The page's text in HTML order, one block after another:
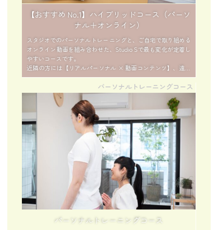
【おすすめ No.1】ハイブリッドコース（パーソ
ナル＋オンライン）
スタジオでのパーソナルトレーニングと、ご自宅で取り組める
オンライン動画を組み合わせた、Studio Sで最も変化が定着し
やすいコースです。
近隣の方には【リアルパーソナル × 動画コンテンツ】、遠方
の方には【オンラインパーソナル × 動画コンテンツ】を組み
合わせ、それぞれの環境に合わせて“最適な形”でサポートしま
す。
レッスンで整えたカラダを動画で学び、日常の動きやセルフケ
アで“リバウンドなく”育てていくことが特徴です。
一時的な改善ではなく、生活の中でキレイと快適を定着させた
い方、自力でも整えられる力を身につけたい方におすすめで
パーソナルトレーニングコース
パーソナルトレーニングコース